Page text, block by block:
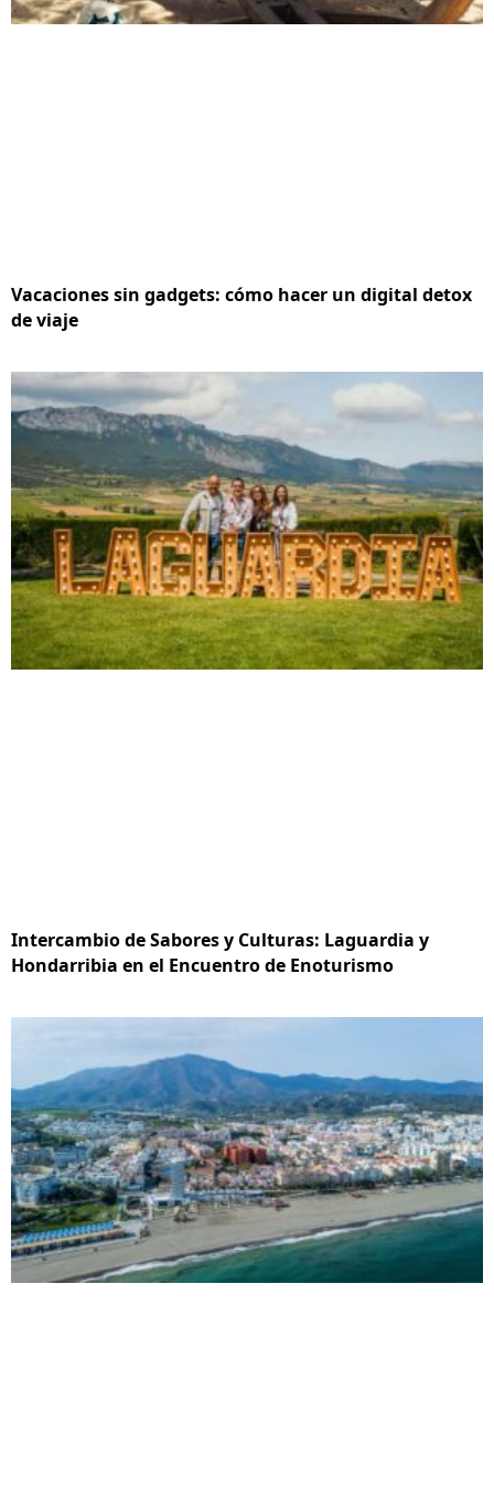
Vacaciones sin gadgets: cómo hacer un digital detox
de viaje
Intercambio de Sabores y Culturas: Laguardia y
Hondarribia en el Encuentro de Enoturismo